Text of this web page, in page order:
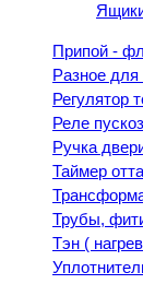
Припой -
Разное
Регулятор
Реле
Ручка
Таймер
Трубы,
Тэн (